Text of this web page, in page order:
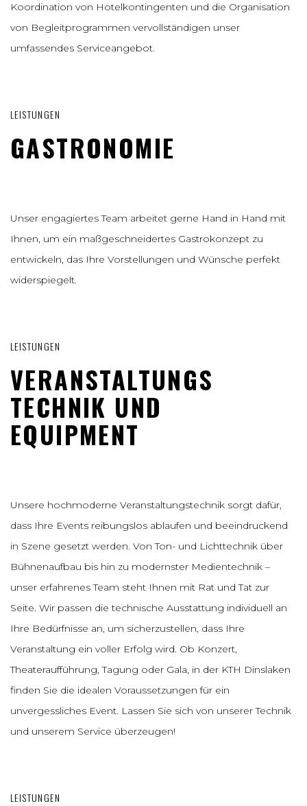
Koordination von Hotelkontingenten und die Organisation
von Begleitprogrammen vervollständigen unser
umfassendes Serviceangebot.
LEISTUNGEN
GASTRONOMIE
Unser engagiertes Team arbeitet gerne Hand in Hand mit
Ihnen, um ein maßgeschneidertes Gastrokonzept zu
entwickeln, das Ihre Vorstellungen und Wünsche perfekt
widerspiegelt.
LEISTUNGEN
VERANSTALTUNGS
TECHNIK UND
EQUIPMENT
Unsere hochmoderne Veranstaltungstechnik sorgt dafür,
dass Ihre Events reibungslos ablaufen und beeindruckend
in Szene gesetzt werden. Von Ton- und Lichttechnik über
Bühnenaufbau bis hin zu modernster Medientechnik –
unser erfahrenes Team steht Ihnen mit Rat und Tat zur
Seite. Wir passen die technische Ausstattung individuell an
Ihre Bedürfnisse an, um sicherzustellen, dass Ihre
Veranstaltung ein voller Erfolg wird. Ob Konzert,
Theateraufführung, Tagung oder Gala, in der KTH Dinslaken
finden Sie die idealen Voraussetzungen für ein
unvergessliches Event. Lassen Sie sich von unserer Technik
und unserem Service überzeugen!
LEISTUNGEN